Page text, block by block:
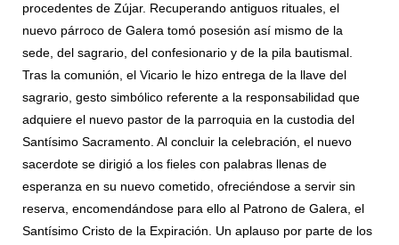
procedentes de Zújar. Recuperando antiguos rituales, el
nuevo párroco de Galera tomó posesión así mismo de la
sede, del sagrario, del confesionario y de la pila bautismal.
Tras la comunión, el Vicario le hizo entrega de la llave del
sagrario, gesto simbólico referente a la responsabilidad que
adquiere el nuevo pastor de la parroquia en la custodia del
Santísimo Sacramento. Al concluir la celebración, el nuevo
sacerdote se dirigió a los fieles con palabras llenas de
esperanza en su nuevo cometido, ofreciéndose a servir sin
reserva, encomendándose para ello al Patrono de Galera, el
Santísimo Cristo de la Expiración. Un aplauso por parte de los